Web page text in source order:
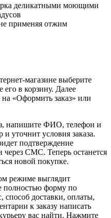
деликатными моющими
применяя отжим
магазине выберите
его в корзину. Далее
«Оформить заказ» или
напишите ФИО, телефон и
уточнит условия заказа.
подтверждение
через СМС. Теперь останется
новой покупке.
режиме выглядит
полностью форму по
способ доставки, оплаты,
к заказу написать
вас найти. Нажмите